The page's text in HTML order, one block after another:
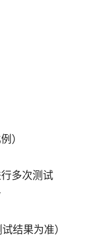
）
多次测试
结果为准）